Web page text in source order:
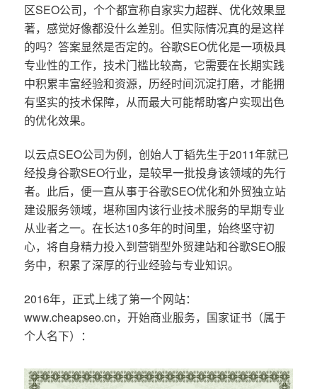
区SEO公司，个个都宣称自家实力超群、优化效果显
著，感觉好像都没什么差别。但实际情况真的是这样
的吗？答案显然是否定的。谷歌SEO优化是一项极具
专业性的工作，技术门槛比较高，它需要在长期实践
中积累丰富经验和资源，历经时间沉淀打磨，才能拥
有坚实的技术保障，从而最大可能帮助客户实现出色
的优化效果。
以云点SEO公司为例，创始人丁韬先生于2011年就已
经投身谷歌SEO行业，是较早一批投身该领域的先行
者。此后，便一直从事于谷歌SEO优化和外贸独立站
建设服务领域，堪称国内该行业技术服务的早期专业
从业者之一。在长达10多年的时间里，始终坚守初
心，将自身精力投入到营销型外贸建站和谷歌SEO服
务中，积累了深厚的行业经验与专业知识。
2016年，正式上线了第一个网站：
www.cheapseo.cn，开始商业服务，国家证书（属于
个人名下）：